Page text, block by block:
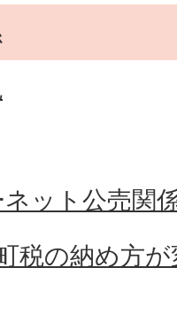
ット公売関
税の納め方